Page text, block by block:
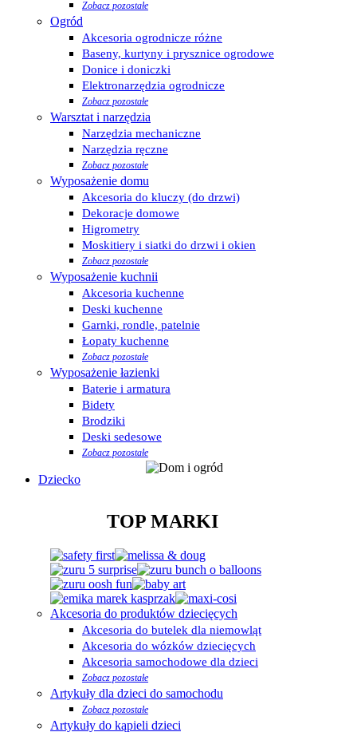
Zobacz pozostałe
Ogród
Akcesoria ogrodnicze różne
Baseny, kurtyny i prysznice ogrodowe
Donice i doniczki
Elektronarzędzia ogrodnicze
Zobacz pozostałe
Warsztat i narzędzia
Narzędzia mechaniczne
Narzędzia ręczne
Zobacz pozostałe
Wyposażenie domu
Akcesoria do kluczy (do drzwi)
Dekoracje domowe
Higrometry
Moskitiery i siatki do drzwi i okien
Zobacz pozostałe
Wyposażenie kuchnii
Akcesoria kuchenne
Deski kuchenne
Garnki, rondle, patelnie
Łopaty kuchenne
Zobacz pozostałe
Wyposażenie łazienki
Baterie i armatura
Bidety
Brodziki
Deski sedesowe
Zobacz pozostałe
Dziecko
TOP MARKI
Akcesoria do produktów dziecięcych
Akcesoria do butelek dla niemowląt
Akcesoria do wózków dziecięcych
Akcesoria samochodowe dla dzieci
Zobacz pozostałe
Artykuły dla dzieci do samochodu
Zobacz pozostałe
Artykuły do kąpieli dzieci